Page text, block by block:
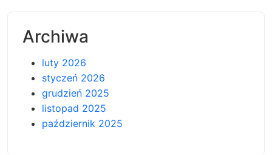
Archiwa
luty 2026
styczeń 2026
grudzień 2025
listopad 2025
październik 2025